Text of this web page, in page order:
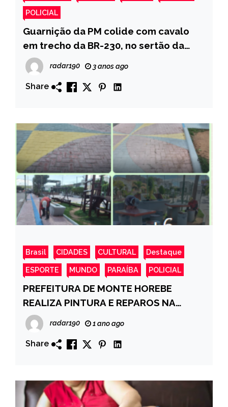
POLICIAL
Guarnição da PM colide com cavalo
em trecho da BR-230, no sertão da
Paraíba
radar190 3 anos ago
Share
Brasil CIDADES CULTURAL Destaque
ESPORTE MUNDO PARAÍBA POLICIAL
PREFEITURA DE MONTE HOREBE
REALIZA PINTURA E REPAROS NA
PRAÇA CENTRAL-VEJA MAIS!
radar190 1 ano ago
Share